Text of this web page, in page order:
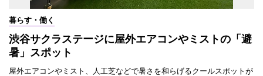
暮らす・働く
渋谷サクラステージに屋外エアコンやミストの「避
暑」スポット
屋外エアコンやミスト、人工芝などで暑さを和らげるクールスポットが